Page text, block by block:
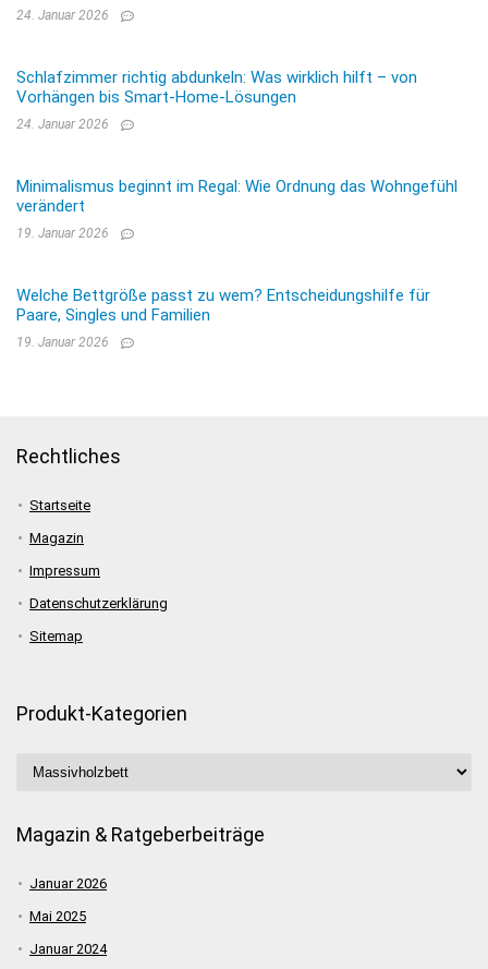
24. Januar 2026
Schlafzimmer richtig abdunkeln: Was wirklich hilft – von
Vorhängen bis Smart-Home-Lösungen
24. Januar 2026
Minimalismus beginnt im Regal: Wie Ordnung das Wohngefühl
verändert
19. Januar 2026
Welche Bettgröße passt zu wem? Entscheidungshilfe für
Paare, Singles und Familien
19. Januar 2026
Rechtliches
Startseite
Magazin
Impressum
Datenschutzerklärung
Sitemap
Produkt-Kategorien
Magazin & Ratgeberbeiträge
Januar 2026
Mai 2025
Januar 2024